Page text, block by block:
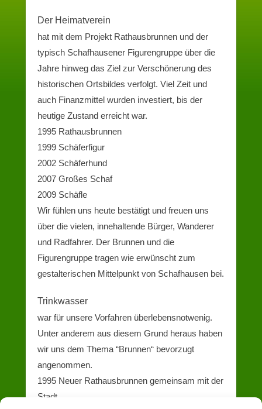
Der Heimatverein
hat mit dem Projekt Rathausbrunnen und der
typisch Schafhausener Figurengruppe über die
Jahre hinweg das Ziel zur Verschönerung des
historischen Ortsbildes verfolgt. Viel Zeit und
auch Finanzmittel wurden investiert, bis der
heutige Zustand erreicht war.
1995 Rathausbrunnen
1999 Schäferfigur
2002 Schäferhund
2007 Großes Schaf
2009 Schäfle
Wir fühlen uns heute bestätigt und freuen uns
über die vielen, innehaltende Bürger, Wanderer
und Radfahrer. Der Brunnen und die
Figurengruppe tragen wie erwünscht zum
gestalterischen Mittelpunkt von Schafhausen bei.
Trinkwasser
war für unsere Vorfahren überlebensnotwenig.
Unter anderem aus diesem Grund heraus haben
wir uns dem Thema “Brunnen“ bevorzugt
angenommen.
1995 Neuer Rathausbrunnen gemeinsam mit der
Stadt